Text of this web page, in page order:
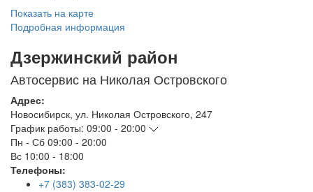
Показать на карте
Подробная информация
Дзержинский район
Автосервис на Николая Островского
Адрес:
Новосибирск, ул. Николая Островского, 247
График работы: 09:00 - 20:00
Пн - Сб 09:00 - 20:00
Вс 10:00 - 18:00
Телефоны:
+7 (383) 383-02-29